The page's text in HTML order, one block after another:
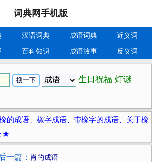
词典网手机版
汉语词典 成语词典
近义词
百科知识 成语故事 反义词
生日祝福 灯谜
的成语、橡字成语、带橡字的成语、关于橡
后一篇： 肖的成语